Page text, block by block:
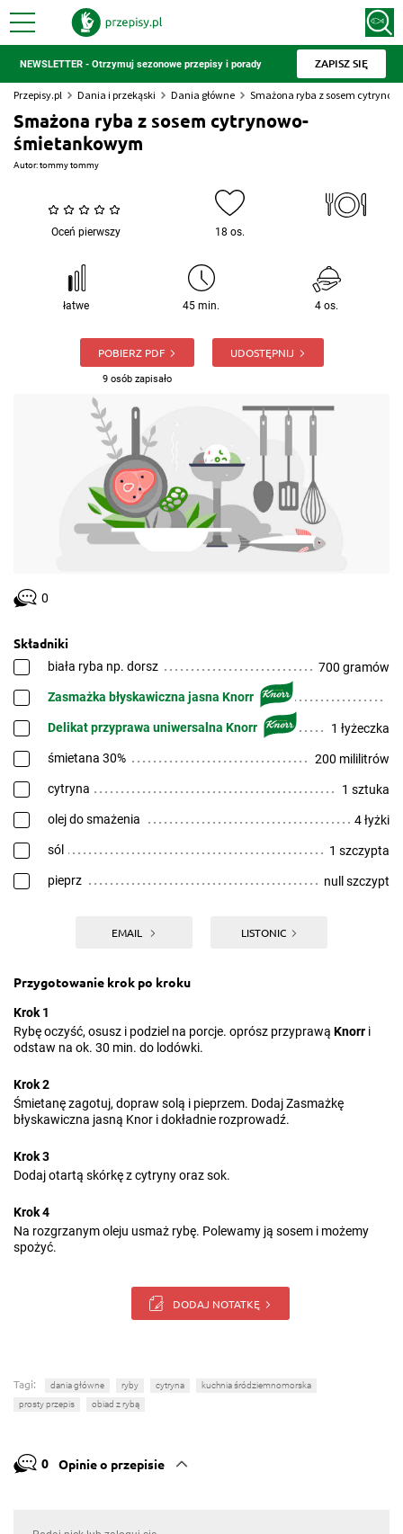
NEWSLETTER - Otrzymuj sezonowe przepisy i porady ZAPISZ SIĘ
Przepisy.pl Dania i przekąski Dania główne Smażona ryba z sosem
Smażona ryba z sosem cytrynowo-
śmietankowym
Autor:tommy tommy
Oceń pierwszy 18 os.
łatwe 45 min. 4 os.
POBIERZ PDF
9 osób zapisało
UDOSTĘPNIJ
0
Składniki
biała ryba np. dorsz 700 gramów
Zasmażka błyskawiczna jasna Knorr
Delikat przyprawa uniwersalna Knorr 1 łyżeczka
śmietana 30% 200 mililitrów
cytryna 1 sztuka
olej do smażenia 4 łyżki
sól 1 szczypta
pieprz null szczypt
EMAIL LISTONIC
Przygotowanie krok po kroku
Krok 1
Rybę oczyść, osusz i podziel na porcje. oprósz przyprawą Knorr i
odstaw na ok. 30 min. do lodówki.
Krok 2
Śmietanę zagotuj, dopraw solą i pieprzem. Dodaj Zasmażkę
błyskawiczna jasną Knor i dokładnie rozprowadź.
Krok 3
Dodaj otartą skórkę z cytryny oraz sok.
Krok 4
Na rozgrzanym oleju usmaż rybę. Polewamy ją sosem i możemy
spożyć.
DODAJ NOTATKĘ
Tagi: dania główne ryby cytryna
kuchnia śródziemnomorska
prosty przepis
obiad z rybą
0 Opinie o przepisie